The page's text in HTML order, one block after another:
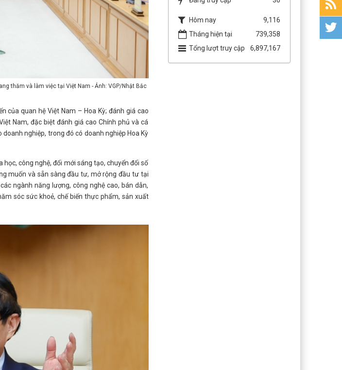
thăm và làm việc tại Việt Nam - Ảnh: VGP/Nhật Bắc
của quan hệ Việt Nam – Hoa Kỳ; đánh giá cao
Nam, đặc biệt đánh giá cao Chính phủ và cá
nghiệp, trong đó có doanh nghiệp Hoa Kỳ
công nghệ, đổi mới sáng tạo, chuyển đổi số
muốn và sẵn sàng đầu tư, mở rộng đầu tư tại
ngành năng lượng, công nghệ cao, bán dẫn,
sóc sức khoẻ, chế biến thực phẩm, sản xuất
Hôm nay
9,116
Tháng hiện tại
739,358
Tổng lượt truy cập
6,897,167